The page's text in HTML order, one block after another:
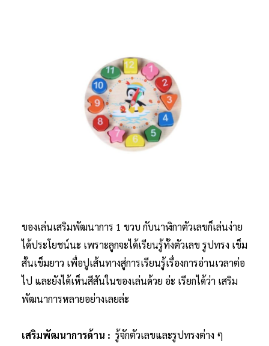
ของเล่นเสริมพัฒนาการ 1 ขวบ กับนาฬิกาตัวเลขก็เล่นง่าย
ได้ประโยชน์นะ เพราะลูกจะได้เรียนรู้ทั้งตัวเลข รูปทรง เข็ม
สั้นเข็มยาว เพื่อปูเส้นทางสู่การเรียนรู้เรื่องการอ่านเวลาต่อ
ไป และยังได้เห็นสีสันในของเล่นด้วย อ่ะ เรียกได้ว่า เสริม
พัฒนาการหลายอย่างเลยล่ะ
เสริมพัฒนาการด้าน : รู้จักตัวเลขและรูปทรงต่าง ๆ